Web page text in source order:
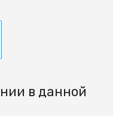
в данной